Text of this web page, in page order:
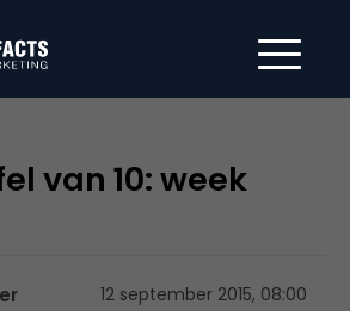
van 10: week
12 september 2015, 08:00